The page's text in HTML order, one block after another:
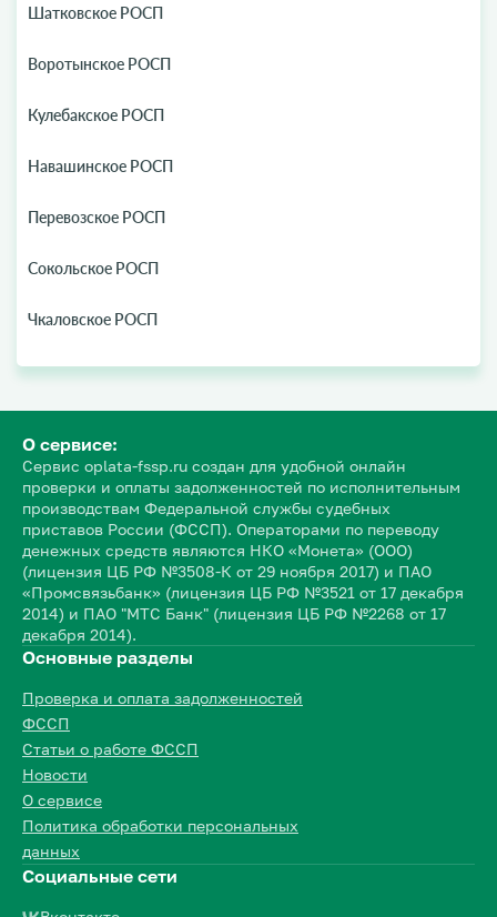
Шатковское РОСП
Воротынское РОСП
Кулебакское РОСП
Навашинское РОСП
Перевозское РОСП
Сокольское РОСП
Чкаловское РОСП
О сервисе:
Сервис oplata-fssp.ru создан для удобной онлайн
проверки и оплаты задолженностей по исполнительным
производствам Федеральной службы судебных
приставов России (ФССП). Операторами по переводу
денежных средств являются НКО «Монета» (ООО)
(лицензия ЦБ РФ №3508-К от 29 ноября 2017) и ПАО
«Промсвязьбанк» (лицензия ЦБ РФ №3521 от 17 декабря
2014) и ПАО "МТС Банк" (лицензия ЦБ РФ №2268 от 17
декабря 2014).
Основные разделы
Проверка и оплата задолженностей
ФССП
Статьи о работе ФССП
Новости
О сервисе
Политика обработки персональных
данных
Социальные сети